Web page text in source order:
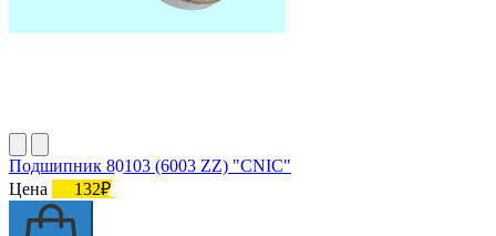
Подшипник 80103 (6003 ZZ) "CNIC"
Цена
132₽